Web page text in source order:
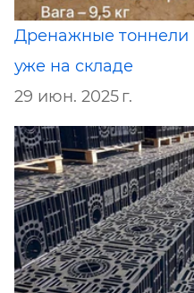
Дренажные
уже на складе
29 июн. 2025 г.